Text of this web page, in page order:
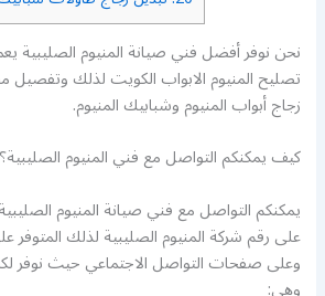
نحن نوفر أفضل فني صيانة المنيوم الصليبية
تصليح المنيوم الابواب الكويت لذلك وتفصيل
زجاج أبواب المنيوم وشبابيك المنيوم.
كيف يمكنكم التواصل مع فني المنيوم الصليبية؟
يمكنكم التواصل مع فني صيانة المنيوم
على رقم شركة المنيوم الصليبية لذلك المتوفر
وعلى صفحات التواصل الاجتماعي حيث نوفر